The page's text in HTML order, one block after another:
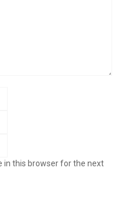
in this browser for the next